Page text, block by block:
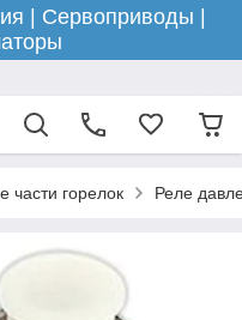
| Сервоприводы |
части горелок Реле